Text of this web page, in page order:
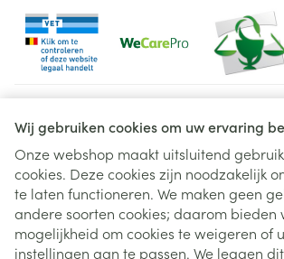
Wij gebruiken cookies om uw ervaring
Onze webshop maakt uitsluitend
cookies. Deze cookies zijn noodzakelijk
te laten functioneren. We maken geen
andere soorten cookies; daarom bieden
mogelijkheid om cookies te weigeren of
instellingen aan te passen. We leggen
Juridische links